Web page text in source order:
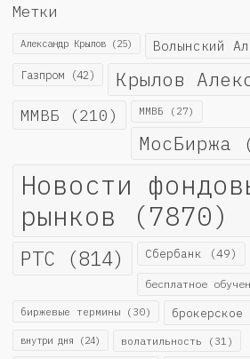
Метки
Александр Крылов (25) Волынский
Газпром (42) Крылов
ММВБ (210) ММВБ (27)
МосБиржа
Новости
рынков (7870)
РТС (814) Сбербанк (49)
бесплатное
биржевые термины (30) брокерское
внутри дня (24) волатильность (31)